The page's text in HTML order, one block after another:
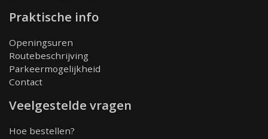
Praktische info
Openingsuren
Routebeschrijving
Parkeermogelijkheid
Contact
Veelgestelde vragen
Hoe bestellen?